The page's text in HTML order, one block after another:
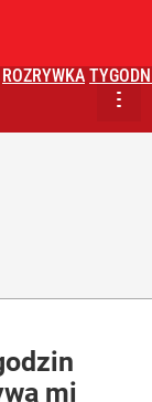
ROZRYWKA
mi